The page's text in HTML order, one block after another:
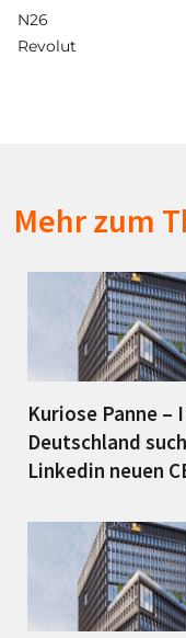
N26
Revolut
Mehr zum
Kuriose Panne –
Deutschland
Linkedin neuen